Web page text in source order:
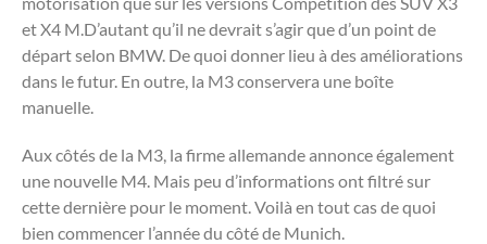
et X4 M.D’autant qu’il ne devrait s’agir que d’un point de
départ selon BMW. De quoi donner lieu à des améliorations
dans le futur. En outre, la M3 conservera une boîte
manuelle.
Aux côtés de la M3, la firme allemande annonce également
une nouvelle M4. Mais peu d’informations ont filtré sur
cette dernière pour le moment. Voilà en tout cas de quoi
bien commencer l’année du côté de Munich.